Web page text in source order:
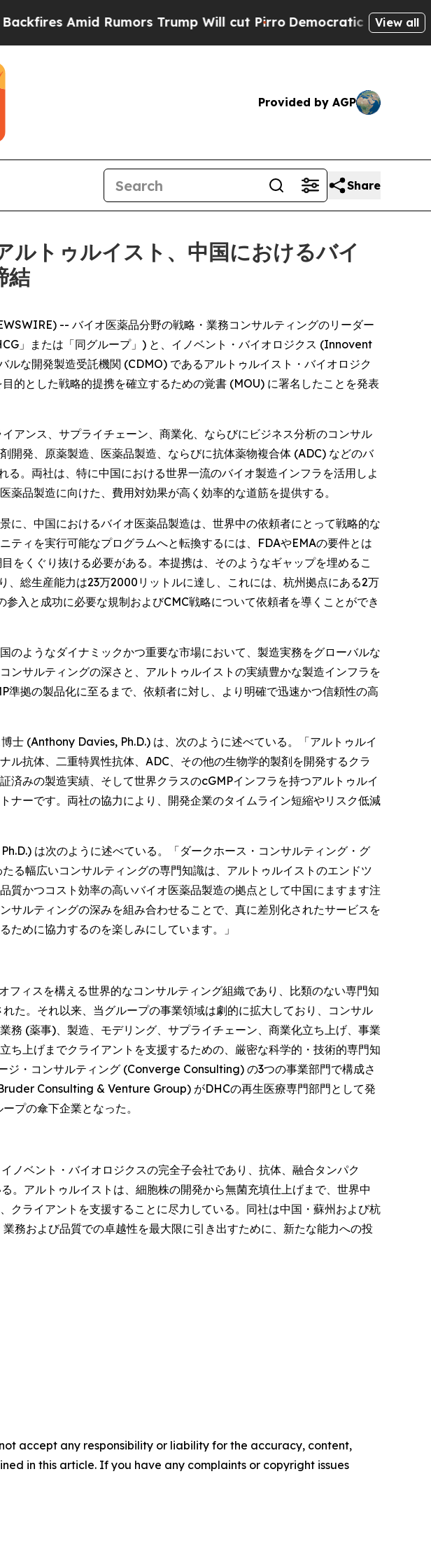
Rumors Trump Will cut PirroDemocratic Socialists ofView all
Provided by AGP
Share
ルトゥルイスト、中国におけるバイ
結
-- バイオ医薬品分野の戦略・業務コンサルティングのリーダー
」または「同グループ」) と、イノベント・バイオロジクス (Innovent
な開発製造受託機関 (CDMO) であるアルトゥルイスト・バイオロジク
とした戦略的提携を確立するための覚書 (MOU) に署名したことを発表
アンス、サプライチェーン、商業化、ならびにビジネス分析のコンサル
開発、原薬製造、医薬品製造、ならびに抗体薬物複合体 (ADC) などのバ
。両社は、特に中国における世界一流のバイオ製造インフラを活用しよ
品製造に向けた、費用対効果が高く効率的な道筋を提供する。
、中国におけるバイオ医薬品製造は、世界中の依頼者にとって戦略的な
ティを実行可能なプログラムへと転換するには、FDAやEMAの要件とは
をくぐり抜ける必要がある。本提携は、そのようなギャップを埋めるこ
総生産能力は23万2000リットルに達し、これには、杭州拠点にある2万
入と成功に必要な規制およびCMC戦略について依頼者を導くことができ
ようなダイナミックかつ重要な市場において、製造実務をグローバルな
サルティングの深さと、アルトゥルイストの実績豊かな製造インフラを
拠の製品化に至るまで、依頼者に対し、より明確で迅速かつ信頼性の高
士 (Anthony Davies, Ph.D.) は、次のように述べている。「アルトゥルイ
抗体、二重特異性抗体、ADC、その他の生物学的製剤を開発するクラ
みの製造実績、そして世界クラスのcGMPインフラを持つアルトゥルイ
ナーです。両社の協力により、開発企業のタイムライン短縮やリスク低減
は次のように述べている。「ダークホース・コンサルティング・グ
る幅広いコンサルティングの専門知識は、アルトゥルイストのエンドツ
かつコスト効率の高いバイオ医薬品製造の拠点として中国にますます注
ルティングの深みを組み合わせることで、真に差別化されたサービスを
めに協力するのを楽しみにしています。」
ィスを構える世界的なコンサルティング組織であり、比類のない専門知
た。それ以来、当グループの事業領域は劇的に拡大しており、コンサル
務 (薬事)、製造、モデリング、サプライチェーン、商業化立ち上げ、事業
上げまでクライアントを支援するための、厳密な科学的・技術的専門知
・コンサルティング (Converge Consulting) の3つの事業部門で構成さ
Consulting & Venture Group) がDHCの再生医療専門部門として発
プの傘下企業となった。
ノベント・バイオロジクスの完全子会社であり、抗体、融合タンパク
。アルトゥルイストは、細胞株の開発から無菌充填仕上げまで、世界中
ライアントを支援することに尽力している。同社は中国・蘇州および杭
務および品質での卓越性を最大限に引き出すために、新たな能力への投
accept any responsibility or liability for the accuracy, content,
in this article. If you have any complaints or copyright issues